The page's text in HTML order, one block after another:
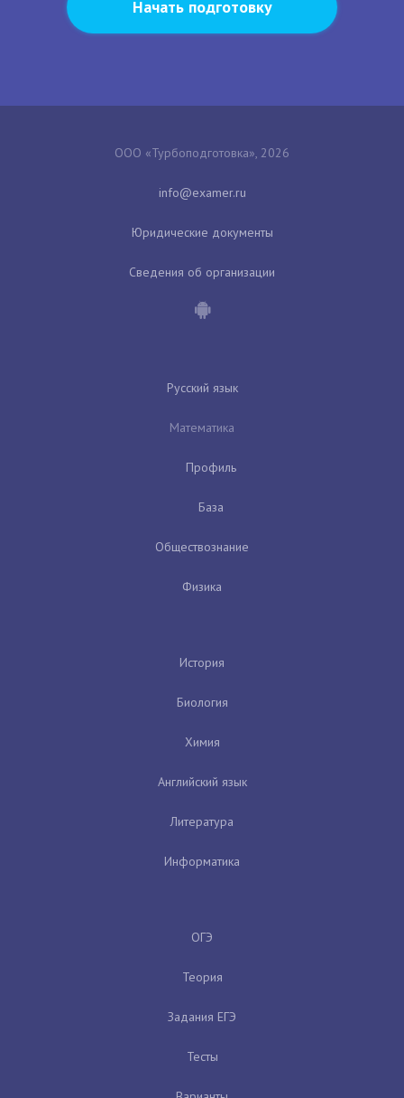
Начать подготовку
ООО «Турбоподготовка», 2026
Юридические документы
Сведения об организации
Русский язык
Математика
Профиль
База
Обществознание
Физика
История
Биология
Химия
Английский язык
Литература
Информатика
ОГЭ
Теория
Задания ЕГЭ
Тесты